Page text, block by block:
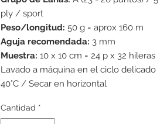
ply / sport
Peso/longitud: 50 g = aprox 160 m
Aguja recomendada: 3 mm
Muestra: 10 x 10 cm = 24 p x 32 hileras
Lavado a máquina en el ciclo delicado
40°C / Secar en horizontal
Cantidad *